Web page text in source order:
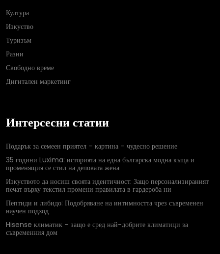
Култура
Изкуство
Туризъм
Разни
Свободно време
Дигитален маркетинг
Интерсесни статии
Подарък за семеен приятел – картина – чудесно решение
35 години Luxima: историята на една българска модна къща и
променящия се стил на деловата жена
Изкуството да носиш своята идентичност: Защо персонализираният
печат върху текстил промени правилата в гардероба ни
Пептиди и либидо: Подобряване на интимността чрез съвременен
научен подход
Hisense климатик – защо е сред най-добрите климатици за
съвременния дом